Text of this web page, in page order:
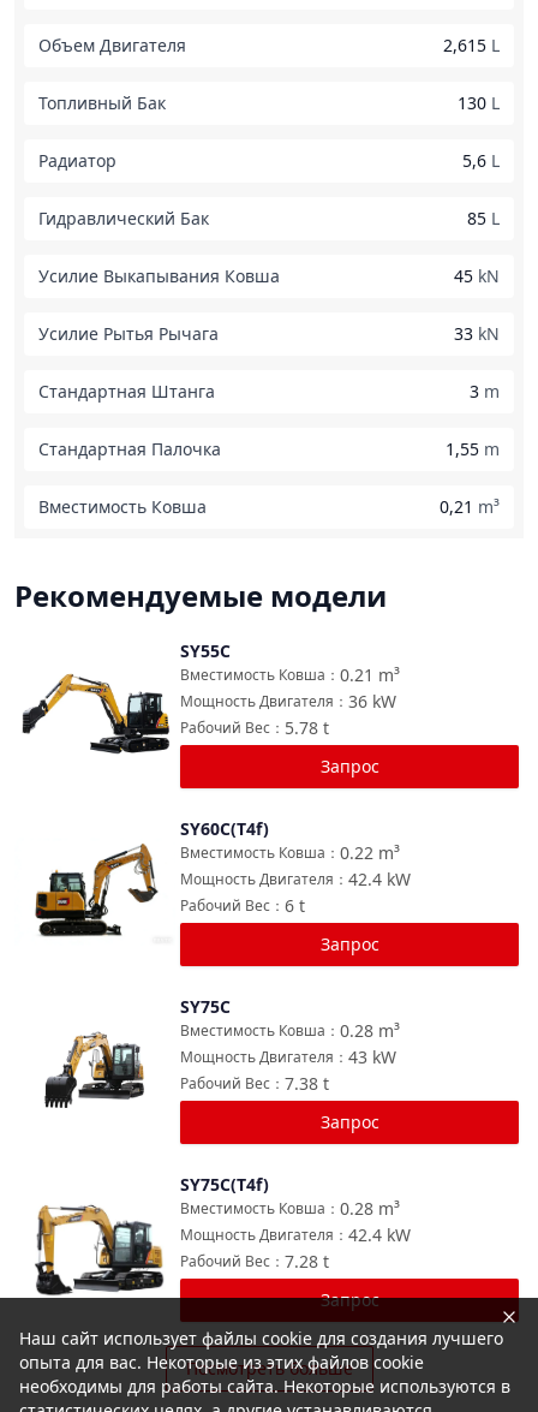
Объем Двигателя 2,615 L
Топливный Бак 130 L
Радиатор 5,6 L
Гидравлический Бак 85 L
Усилие Выкапывания Ковша 45 kN
Усилие Рытья Рычага 33 kN
Стандартная Штанга 3 m
Стандартная Палочка 1,55 m
Вместимость Ковша 0,21 m³
Рекомендуемые модели
SY55C
0.21 m³
Вместимость Ковша ：
36 kW
Мощность Двигателя ：
5.78 t
Рабочий Вес ：
Запрос
Сравнить
SY60C(T4f)
0.22 m³
Вместимость Ковша ：
42.4 kW
Мощность Двигателя ：
6 t
Рабочий Вес ：
Запрос
SY75C
0.28 m³
Вместимость Ковша ：
43 kW
Мощность Двигателя ：
7.38 t
Рабочий Вес ：
Запрос
SY75C(T4f)
0.28 m³
Вместимость Ковша ：
42.4 kW
Мощность Двигателя ：
7.28 t
Рабочий Вес ：
Запрос
Посмотреть больше
Наш сайт использует файлы cookie для создания лучшего
опыта для вас. Некоторые из этих файлов cookie
необходимы для работы сайта. Некоторые используются в